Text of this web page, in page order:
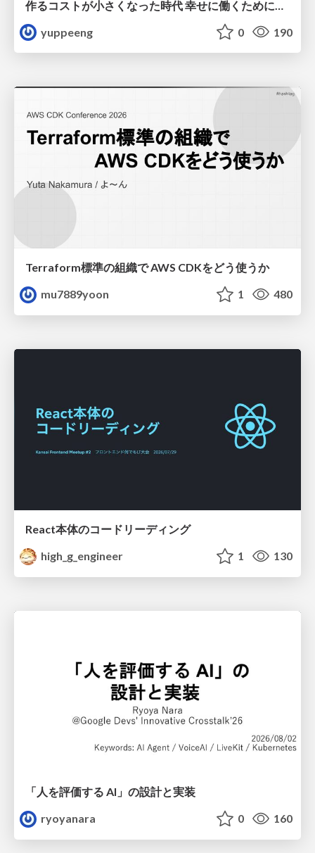
yuppeeng
0 190
Terraform標準の組織で AWS CDKをどう使うか
mu7889yoon
1 480
React本体のコードリーディング
high_g_engineer
1 130
「人を評価する AI」の 設計と実装
ryoyanara
0 160